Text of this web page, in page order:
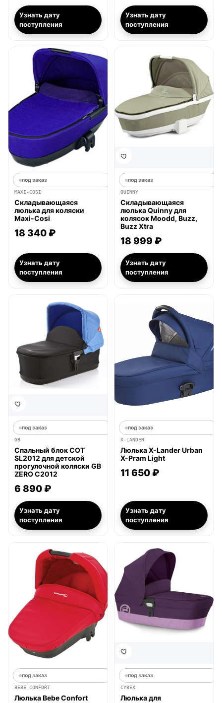
Узнать дату
поступления
Узнать дату
поступления
под заказ
MAXI-COSI
Складывающаяся
люлька для коляски
Maxi-Cosi
18 340 ₽
Узнать дату
поступления
под заказ
QUINNY
Складывающаяся
люлька Quinny для
колясок Moodd, Buzz,
Buzz Xtra
18 999 ₽
Узнать дату
поступления
под заказ
GB
Спальный блок COT
SL2012 для детской
прогулочной коляски GB
ZERO C2012
6 890 ₽
Узнать дату
поступления
под заказ
X-LANDER
Люлька X-Lander Urban
X-Pram Light
11 650 ₽
Узнать дату
поступления
под заказ
BEBE CONFORT
Люлька Bebe Confort
под заказ
CYBEX
Люлька для